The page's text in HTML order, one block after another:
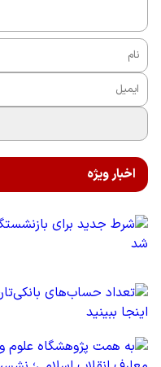
اخبار ویژه